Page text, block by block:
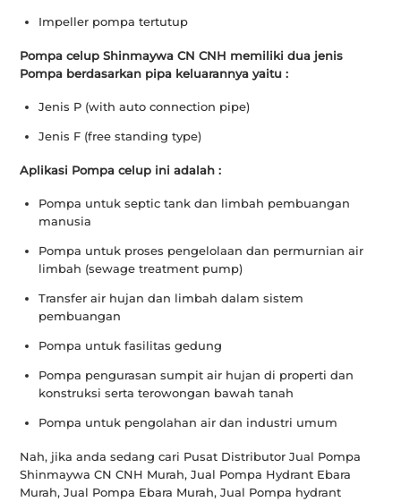
Impeller pompa tertutup
Pompa celup Shinmaywa CN CNH memiliki dua jenis
Pompa berdasarkan pipa keluarannya yaitu :
Jenis P (with auto connection pipe)
Jenis F (free standing type)
Aplikasi Pompa celup ini adalah :
Pompa untuk septic tank dan limbah pembuangan
manusia
Pompa untuk proses pengelolaan dan permurnian air
limbah (sewage treatment pump)
Transfer air hujan dan limbah dalam sistem
pembuangan
Pompa untuk fasilitas gedung
Pompa pengurasan sumpit air hujan di properti dan
konstruksi serta terowongan bawah tanah
Pompa untuk pengolahan air dan industri umum
Nah, jika anda sedang cari Pusat Distributor Jual Pompa
Shinmaywa CN CNH Murah, Jual Pompa Hydrant Ebara
Murah, Jual Pompa Ebara Murah, Jual Pompa hydrant